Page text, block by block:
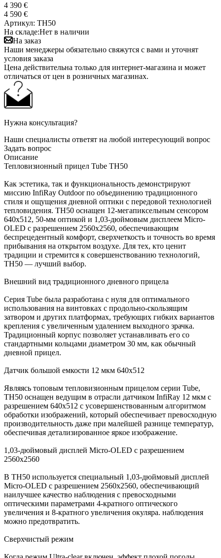
4 390 €
4 590 €
Артикул: TH50
На складе:Нет в наличии
На заказ
Наши менеджеры обязательно свяжутся с вами и уточнят
условия заказа
Цена действительна только для интернет-магазина и может
отличаться от цен в розничных магазинах.
Нужна консультация?
Наши специалисты ответят на любой интересующий вопрос
Задать вопрос
Описание
Тепловизионный прицел Tube TH50
Как эстетика, так и функциональность демонстрируют
миссию InfiRay Outdoor по объединению традиционного
стиля и ощущения дневной оптики с передовой технологией
тепловидения. TH50 оснащен 12-мегапиксельным сенсором
640x512, 50-мм оптикой и 1,03-дюймовым дисплеем Micro-
OLED с разрешением 2560x2560, обеспечивающим
беспрецедентный комфорт, сверхчеткость и точность во время
прибывания на открытом воздухе. Для тех, кто ценит
традиции и стремится к совершенствованию технологий,
TH50 — лучший выбор.
Внешний вид традиционного дневного прицела
Серия Tube была разработана с нуля для оптимального
использования на винтовках с продольно-скользящим
затвором и других платформах, требующих гибких вариантов
крепления с увеличенным удалением выходного зрачка.
Традиционный корпус позволяет устанавливать его со
стандартными кольцами диаметром 30 мм, как обычный
дневной прицел.
Датчик большой емкости 12 мкм 640x512
Являясь топовым тепловизионным прицелом серии Tube,
TH50 оснащен ведущим в отрасли датчиком InfiRay 12 мкм с
разрешением 640x512 с усовершенствованным алгоритмом
обработки изображений, который обеспечивает превосходную
производительность даже при малейшей разнице температур,
обеспечивая детализированное яркое изображение.
1,03-дюймовый дисплей Micro-OLED с разрешением
2560x2560
В TH50 используется специальный 1,03-дюймовый дисплей
Micro-OLED с разрешением 2560x2560, обеспечивающий
наилучшее качество наблюдения с превосходными
оптическими параметрами 4-кратного оптического
увеличения и 8-кратного увеличения окуляра. наблюдения
можно предотвратить.
Сверхчистый режим